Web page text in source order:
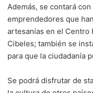
Además, se contará
emprendedores que
artesanías en el Centro
Cibeles; también se
para que la ciudadanía
Se podrá disfrutar de